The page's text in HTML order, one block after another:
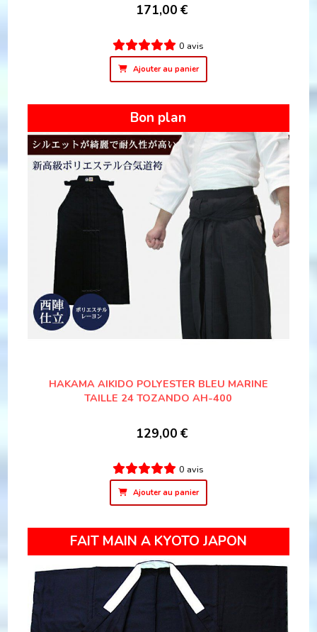
171,00 €
0 avis
Ajouter au panier
Bon plan
HAKAMA AIKIDO POLYESTER BLEU MARINE
TAILLE 24 TOZANDO AH-400
129,00 €
0 avis
Ajouter au panier
FAIT MAIN A KYOTO JAPON